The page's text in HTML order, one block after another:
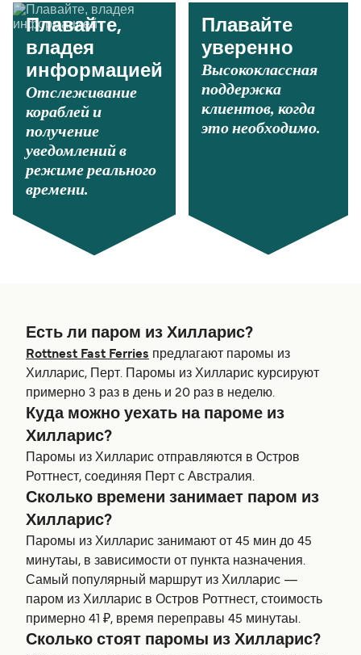
Плавайте,
владея
информацией
Отслеживание
кораблей и
получение
уведомлений в
режиме реального
времени.
Плавайте
уверенно
Высококлассная
поддержка
клиентов, когда
это необходимо.
Есть ли паром из Хилларис?
Rottnest Fast Ferries предлагают паромы из
Хилларис, Перт. Паромы из Хилларис курсируют
примерно 3 раз в день и 20 раз в неделю.
Куда можно уехать на пароме из
Хилларис?
Паромы из Хилларис отправляются в Остров
Роттнест, соединяя Перт с Австралия.
Сколько времени занимает паром из
Хилларис?
Паромы из Хилларис занимают от 45 мин до 45
минутаы, в зависимости от пункта назначения.
Самый популярный маршрут из Хилларис —
паром из Хилларис в Остров Роттнест, стоимость
примерно 41 ₽, время переправы 45 минутаы.
Сколько стоят паромы из Хилларис?